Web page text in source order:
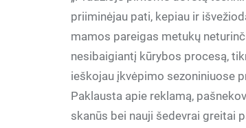
priiminėjau pati, kepiau ir
mamos pareigas metukų
nesibaigiantį kūrybos procesą,
ieškojau įkvėpimo sezoniniuose
Paklausta apie reklamą,
skanūs bei nauji šedevrai greitai